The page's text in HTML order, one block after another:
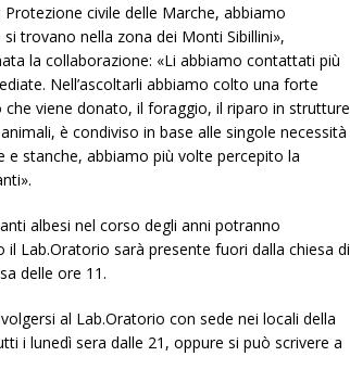
civile delle Marche, abbiamo
trovano nella zona dei Monti Sibillini»,
la collaborazione: «Li abbiamo contattati più
Nell’ascoltarli abbiamo colto una forte
viene donato, il foraggio, il riparo in strutture
è condiviso in base alle singole necessità
stanche, abbiamo più volte percepito la
albesi nel corso degli anni potranno
Lab.Oratorio sarà presente fuori dalla chiesa di
delle ore 11.
al Lab.Oratorio con sede nei locali della
i lunedì sera dalle 21, oppure si può scrivere a